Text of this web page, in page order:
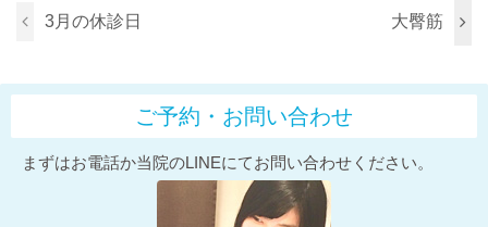
3月の休診日 大臀筋
ご予約・お問い合わせ
まずはお電話か当院のLINEにてお問い合わせください。